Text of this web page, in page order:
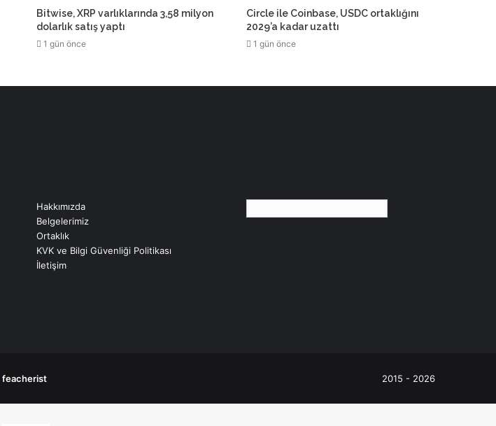
Bitwise, XRP varlıklarında 3,58 milyon
dolarlık satış yaptı
1 gün önce
Circle ile Coinbase, USDC ortaklığını
2029’a kadar uzattı
1 gün önce
Hakkımızda
Belgelerimiz
Ortaklık
KVK ve Bilgi Güvenliği Politikası
İletişim
feacherist 2015 - 2026
TelegramWhatsApp